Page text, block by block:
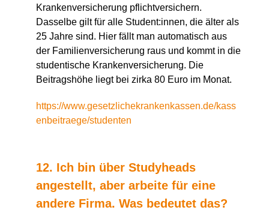
Krankenversicherung pflichtversichern.
Dasselbe gilt für alle Student:innen, die älter als
25 Jahre sind. Hier fällt man automatisch aus
der Familienversicherung raus und kommt in die
studentische Krankenversicherung. Die
Beitragshöhe liegt bei zirka 80 Euro im Monat.
https://www.gesetzlichekrankenkassen.de/kass
enbeitraege/studenten
12. Ich bin über Studyheads
angestellt, aber arbeite für eine
andere Firma. Was bedeutet das?